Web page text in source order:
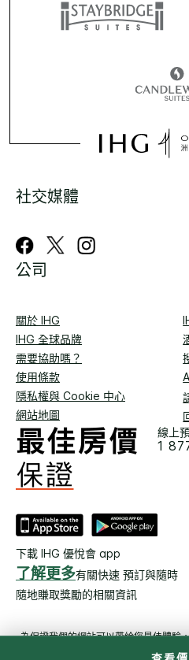
社交媒體
公司
關於 IHG
IHG 全球品牌
需要協助嗎？
使用條款
隱私權與 Cookie 中心
網站地圖
線上
1
下載 IHG 優悅會 app
了解更多有關快速 預訂與隨時
隨地賺取獎勵的相關資訊
為保證我們的網站可以帶給您最佳體驗